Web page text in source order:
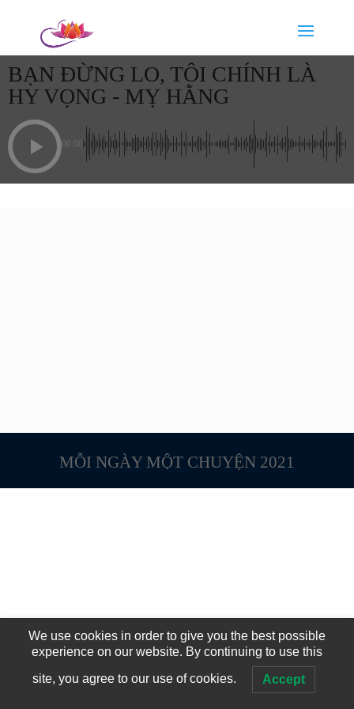
BẠN ĐỪNG LO, TÔI CHÍNH LÀ
HY VỌNG - MỴ HẰNG
00:00
MỖI NGÀY MỘT CHUYỆN 2021
We use cookies in order to give you the best possible
experience on our website. By continuing to use this
site, you agree to our use of cookies. Accept